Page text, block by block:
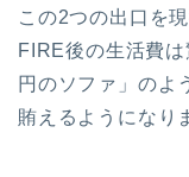
この2つの出口を
FIRE後の生活費
円のソファ」のよ
賄えるようになり